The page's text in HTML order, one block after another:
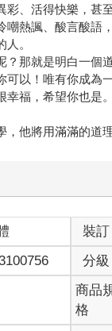
彩、活得快樂，甚
嘲熱諷、酸言酸語
。
？那就是明白一個
可以！唯有你成為
幸福，希望你也是
他將用滿滿的道
裝訂
分級
商品
格